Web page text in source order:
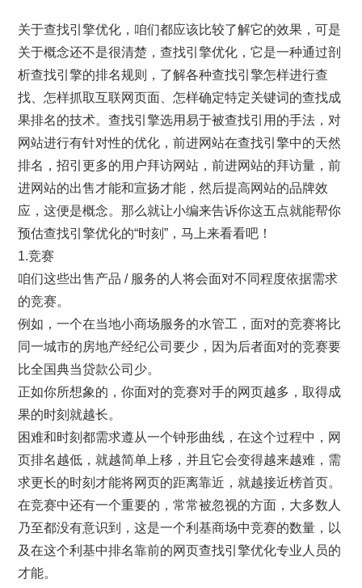
关于查找引擎优化，咱们都应该比较了解它的效果，可是
关于概念还不是很清楚，查找引擎优化，它是一种通过剖
析查找引擎的排名规则，了解各种查找引擎怎样进行查
找、怎样抓取互联网页面、怎样确定特定关键词的查找成
果排名的技术。查找引擎选用易于被查找引用的手法，对
网站进行有针对性的优化，前进网站在查找引擎中的天然
排名，招引更多的用户拜访网站，前进网站的拜访量，前
进网站的出售才能和宣扬才能，然后提高网站的品牌效
应，这便是概念。那么就让小编来告诉你这五点就能帮你
预估查找引擎优化的“时刻”，马上来看看吧！
1.竞赛
咱们这些出售产品 / 服务的人将会面对不同程度依据需求
的竞赛。
例如，一个在当地小商场服务的水管工，面对的竞赛将比
同一城市的房地产经纪公司要少，因为后者面对的竞赛要
比全国典当贷款公司少。
正如你所想象的，你面对的竞赛对手的网页越多，取得成
果的时刻就越长。
困难和时刻都需求遵从一个钟形曲线，在这个过程中，网
页排名越低，就越简单上移，并且它会变得越来越难，需
求更长的时刻才能将网页的距离靠近，就越接近榜首页。
在竞赛中还有一个重要的，常常被忽视的方面，大多数人
乃至都没有意识到，这是一个利基商场中竞赛的数量，以
及在这个利基中排名靠前的网页查找引擎优化专业人员的
才能。